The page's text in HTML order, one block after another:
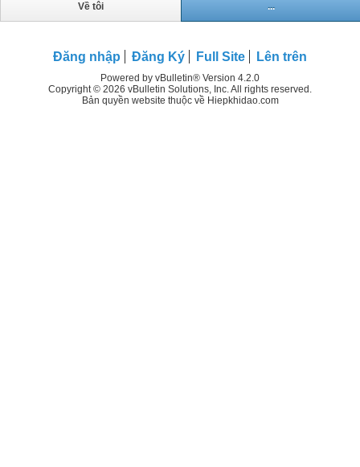
Về tôi ...
Đăng nhập Đăng Ký Full Site Lên trên
Powered by vBulletin® Version 4.2.0
Copyright © 2026 vBulletin Solutions, Inc. All rights reserved.
Bản quyền website thuộc về Hiepkhidao.com